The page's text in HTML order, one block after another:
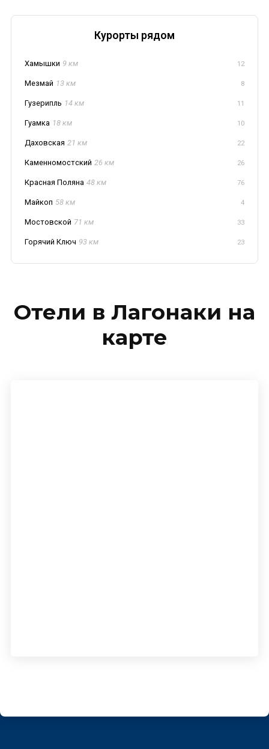
Курорты рядом
Хамышки 9 км 12
Мезмай 13 км 8
Гузерипль 14 км 11
Гуамка 18 км 10
Даховская 21 км 22
Каменномостский 26 км 26
Красная Поляна 48 км 76
Майкоп 58 км 4
Мостовской 71 км 33
Горячий Ключ 93 км 23
Отели в Лагонаки на
карте